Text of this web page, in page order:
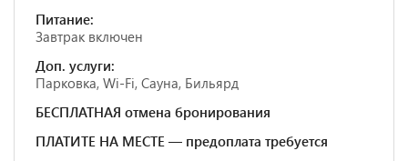
Питание:
Завтрак включен
Доп. услуги:
Парковка, Wi-Fi, Сауна, Бильярд
БЕСПЛАТНАЯ отмена бронирования
ПЛАТИТЕ НА МЕСТЕ — предоплата требуется